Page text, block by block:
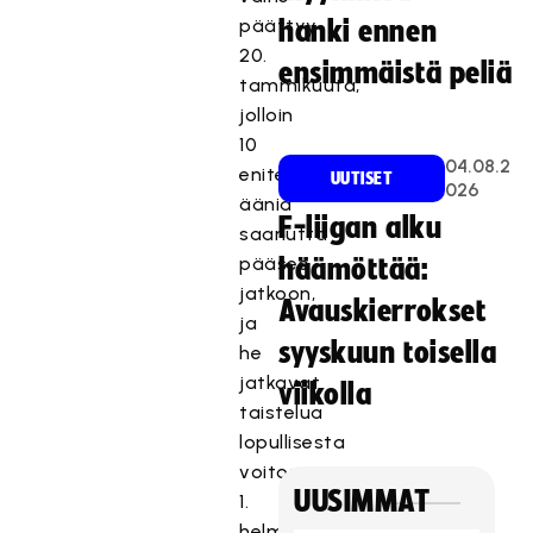
päättyy
20.
tammikuuta,
jolloin
10
eniten
ääniä
saanutta
pääsee
jatkoon,
ja
he
jatkavat
taistelua
lopullisesta
voitosta
1.
hanki ennen
ensimmäistä peliä
UUTISET
04.08.2
026
F-liigan alku
häämöttää:
Avauskierrokset
syyskuun toisella
viikolla
UUSIMMAT